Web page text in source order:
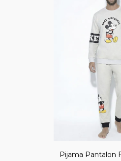
Pijama Pantalon